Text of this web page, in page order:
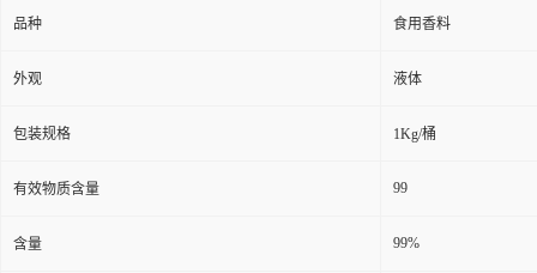
品种 食用香料
外观 液体
包装规格 1Kg/桶
有效物质含量 99
含量 99%